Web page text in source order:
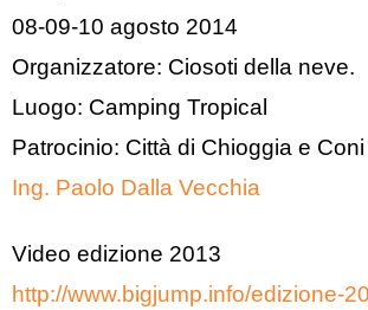
08-09-10 agosto 2014
Organizzatore: Ciosoti della neve.
Luogo: Camping Tropical
Patrocinio: Città di Chioggia e Coni
Ing. Paolo Dalla Vecchia
Video edizione 2013
http://www.bigjump.info/edizione-